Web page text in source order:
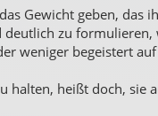
Gewicht geben, das
deutlich zu formulieren,
weniger begeistert
halten, heißt doch, sie